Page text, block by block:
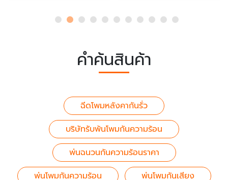
คำค้นสินค้า
ฉีดโพมหลังคากันรั่ว
บริษัทรับพ้นโพมกันความร้อน
พ่นฉนวนกันความร้อนราคา
พ่นโพมกันความร้อน
พ่นโพมกันเสียง